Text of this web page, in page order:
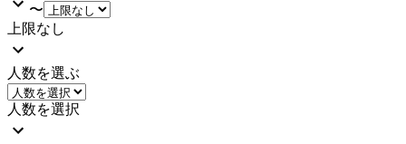
〜
上限なし
人数を選ぶ
人数を選択